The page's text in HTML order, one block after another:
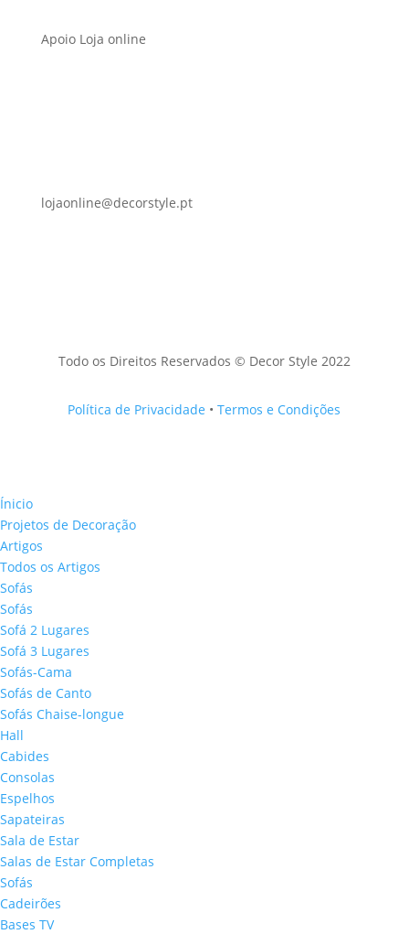
Apoio Loja online
lojaonline@decorstyle.pt
Todo os Direitos Reservados © Decor Style 2022
Política de Privacidade •Termos e Condições
Ínicio
Projetos de Decoração
Artigos
Todos os Artigos
Sofás
Sofás
Sofá 2 Lugares
Sofá 3 Lugares
Sofás-Cama
Sofás de Canto
Sofás Chaise-longue
Hall
Cabides
Consolas
Espelhos
Sapateiras
Sala de Estar
Salas de Estar Completas
Sofás
Cadeirões
Bases TV